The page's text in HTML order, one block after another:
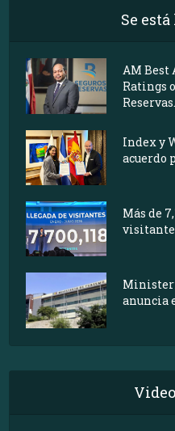
Se
AM
Ratings
Index y
acuerdo
Más de
anuncia